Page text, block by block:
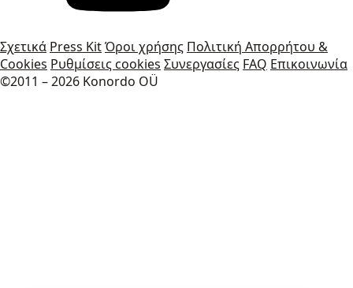
Σχετικά Press KitΌροι χρήσης Πολιτική Απορρήτου &
Cookies Ρυθμίσεις cookies Συνεργασίες FAQ Επικοινωνία
©2011 – 2026 Konordo OÜ